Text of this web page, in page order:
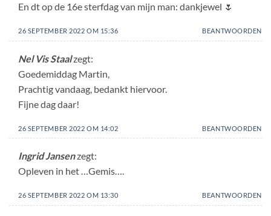
En dt op de 16e sterfdag van mijn man: dankjewel 🌷
26 SEPTEMBER 2022 OM 15:36 BEANTWOORDEN
Nel Vis Staalzegt:
Goedemiddag Martin,
Prachtig vandaag, bedankt hiervoor.
Fijne dag daar!
26 SEPTEMBER 2022 OM 14:02 BEANTWOORDEN
Ingrid Jansenzegt:
Opleven in het …Gemis….
26 SEPTEMBER 2022 OM 13:30 BEANTWOORDEN